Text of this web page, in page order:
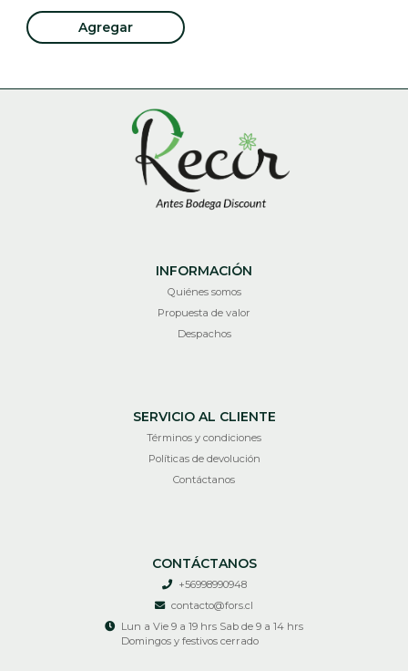
Agregar
INFORMACIÓN
Quiénes somos
Propuesta de valor
Despachos
SERVICIO AL CLIENTE
Términos y condiciones
Políticas de devolución
Contáctanos
CONTÁCTANOS
+56998990948
contacto@fors.cl
Lun a Vie 9 a 19 hrs Sab de 9 a 14 hrs
Domingos y festivos cerrado